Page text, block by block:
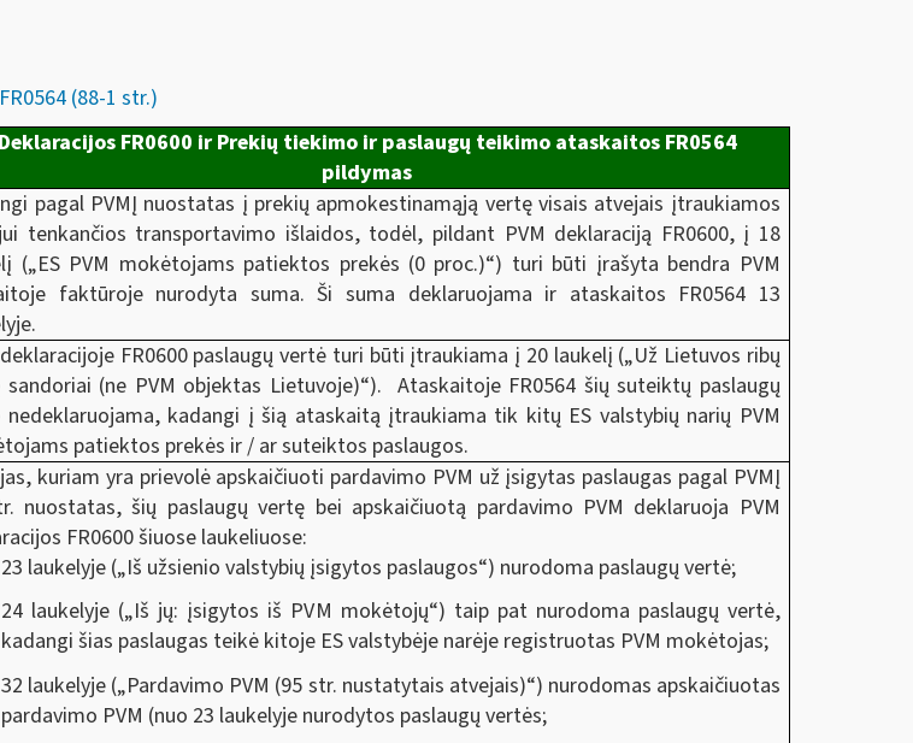
(88-1 str.)
Deklaracijos FR0600 ir Prekių tiekimo ir paslaugų teikimo ataskaitos FR0564
pildymas
pagal PVMĮ nuostatas į prekių apmokestinamąją vertę visais atvejais įtraukiamos
tenkančios transportavimo išlaidos, todėl, pildant PVM deklaraciją FR0600, į 18
(„ES PVM mokėtojams patiektos prekės (0 proc.)“) turi būti įrašyta bendra PVM
faktūroje nurodyta suma. Ši suma deklaruojama ir ataskaitos FR0564 13
FR0600 paslaugų vertė turi būti įtraukiama į 20 laukelį („Už Lietuvos ribų
sandoriai (ne PVM objektas Lietuvoje)“). Ataskaitoje FR0564 šių suteiktų paslaugų
nedeklaruojama, kadangi į šią ataskaitą įtraukiama tik kitų ES valstybių narių PVM
patiektos prekės ir / ar suteiktos paslaugos.
kuriam yra prievolė apskaičiuoti pardavimo PVM už įsigytas paslaugas pagal PVMĮ
nuostatas, šių paslaugų vertę bei apskaičiuotą pardavimo PVM deklaruoja PVM
FR0600 šiuose laukeliuose:
23 laukelyje („Iš užsienio valstybių įsigytos paslaugos“) nurodoma paslaugų vertė;
24 laukelyje („Iš jų: įsigytos iš PVM mokėtojų“) taip pat nurodoma paslaugų vertė,
kadangi šias paslaugas teikė kitoje ES valstybėje narėje registruotas PVM mokėtojas;
32 laukelyje („Pardavimo PVM (95 str. nustatytais atvejais)“) nurodomas apskaičiuotas
pardavimo PVM (nuo 23 laukelyje nurodytos paslaugų vertės;